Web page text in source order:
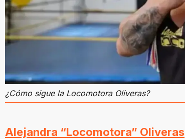
¿Cómo sigue la Locomotora Oliveras?
Alejandra “Locomotora” Oliveras